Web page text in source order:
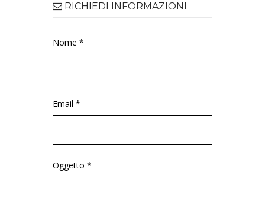
RICHIEDI INFORMAZIONI
Nome *
Email *
Oggetto *